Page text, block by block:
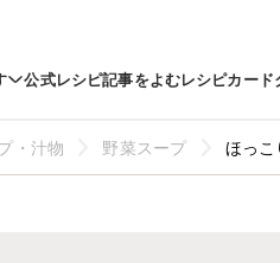
公式レシピ記事をよむレシピカード
・汁物 野菜スープ ほっ